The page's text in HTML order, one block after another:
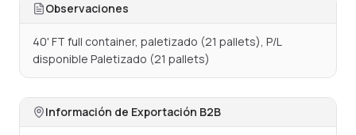
Observaciones
40' FT full container, paletizado (21 pallets), P/L
disponible Paletizado (21 pallets)
Información de Exportación B2B